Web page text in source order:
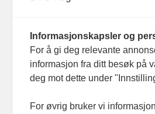
093 182
Informasjonskapsler og
For å gi deg relevante
informasjon fra ditt besøk på
deg mot dette under
For øvrig bruker vi